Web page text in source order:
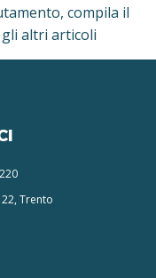
compila il
altri articoli
Trento